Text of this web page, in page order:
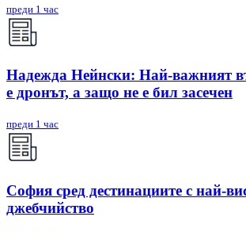
преди 1 час
Надежда Нейнски: Най-важният
е дронът, а защо не е бил засечен
преди 1 час
София сред дестинациите с най-
джебчийство